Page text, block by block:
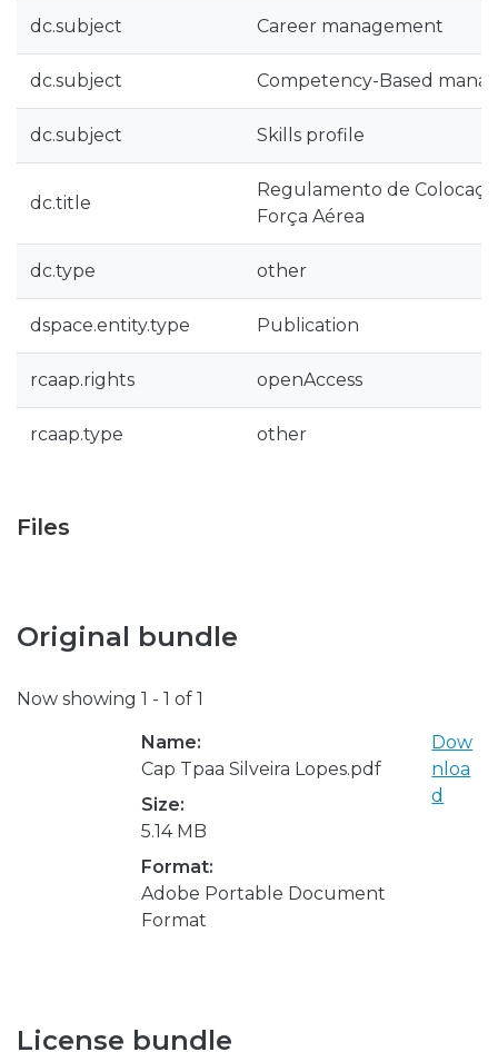
dc.subject Career management
dc.subject Competency-Based
dc.subject Skills profile
dc.title
Regulamento de
Força Aérea
dc.type other
dspace.entity.type Publication
rcaap.rights openAccess
rcaap.type other
Files
Original bundle
Now showing 1 - 1 of 1
Name:
Cap Tpaa Silveira Lopes.pdf
Size:
5.14 MB
Format:
Adobe Portable Document
Format
Dow
nloa
d
License bundle